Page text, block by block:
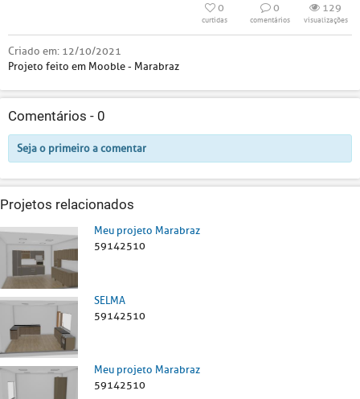
0
curtidas
0
comentários
129
visualizações
Criado em: 12/10/2021
Projeto feito em Mooble - Marabraz
Comentários - 0
Seja o primeiro a comentar
Projetos relacionados
Meu projeto Marabraz
59142510
SELMA
59142510
Meu projeto Marabraz
59142510